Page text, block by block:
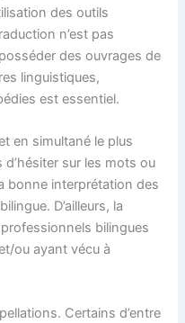
des outils
n’est pas
des ouvrages de
linguistiques,
est essentiel.
en simultané le plus
d’hésiter sur les mots ou
bonne interprétation des
D’ailleurs, la
bilingues
ou ayant vécu à
Certains d’entre